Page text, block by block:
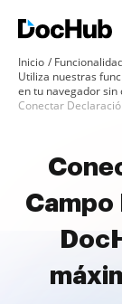
Inicio
Utiliza nuestras
en tu navegador sin
Conectar
Campo